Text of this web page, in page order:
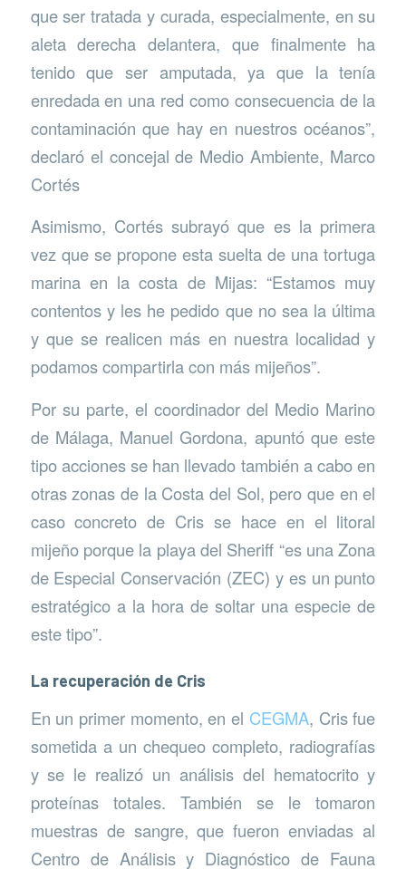
que ser tratada y curada, especialmente, en su
aleta derecha delantera, que finalmente ha
tenido que ser amputada, ya que la tenía
enredada en una red como consecuencia de la
contaminación que hay en nuestros océanos”,
declaró el concejal de Medio Ambiente, Marco
Cortés
Asimismo, Cortés subrayó que es la primera
vez que se propone esta suelta de una tortuga
marina en la costa de Mijas: “Estamos muy
contentos y les he pedido que no sea la última
y que se realicen más en nuestra localidad y
podamos compartirla con más mijeños”.
Por su parte, el coordinador del Medio Marino
de Málaga, Manuel Gordona, apuntó que este
tipo acciones se han llevado también a cabo en
otras zonas de la Costa del Sol, pero que en el
caso concreto de Cris se hace en el litoral
mijeño porque la playa del Sheriff “es una Zona
de Especial Conservación (ZEC) y es un punto
estratégico a la hora de soltar una especie de
este tipo”.
La recuperación de Cris
En un primer momento, en el CEGMA, Cris fue
sometida a un chequeo completo, radiografías
y se le realizó un análisis del hematocrito y
proteínas totales. También se le tomaron
muestras de sangre, que fueron enviadas al
Centro de Análisis y Diagnóstico de Fauna